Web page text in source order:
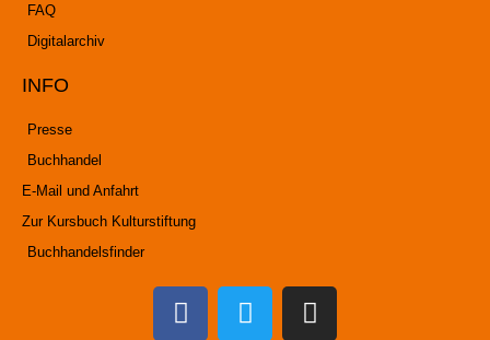
FAQ
Digitalarchiv
INFO
Presse
Buchhandel
E-Mail und Anfahrt
Zur Kursbuch Kulturstiftung
Buchhandelsfinder